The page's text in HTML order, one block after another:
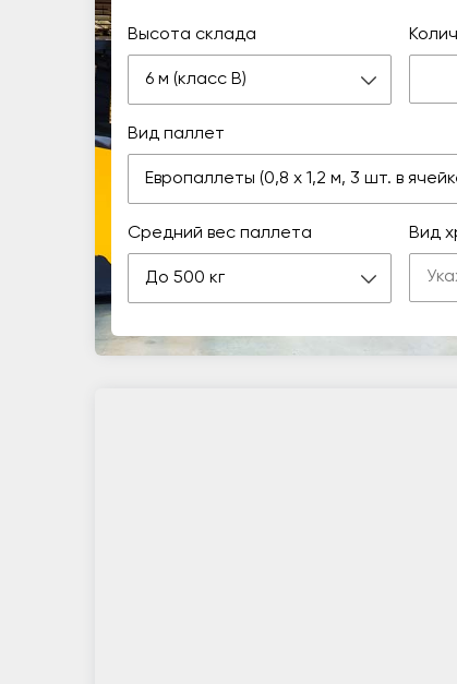
Высота склада
6 м (класс В)
Вид паллет
Европаллеты (0,8 х 1,2 м, 3 шт. в
Средний вес паллета
До 500 кг
Вид